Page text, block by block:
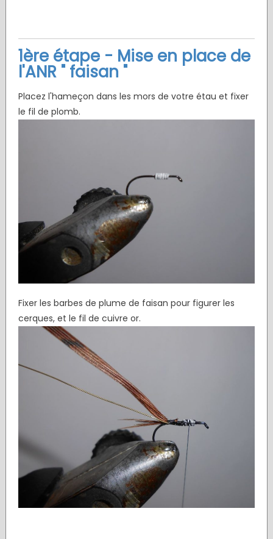
1ère étape - Mise en place de
l'ANR " faisan "
Placez l'hameçon dans les mors de votre étau et fixer
le fil de plomb.
Fixer les barbes de plume de faisan pour figurer les
cerques, et le fil de cuivre or.